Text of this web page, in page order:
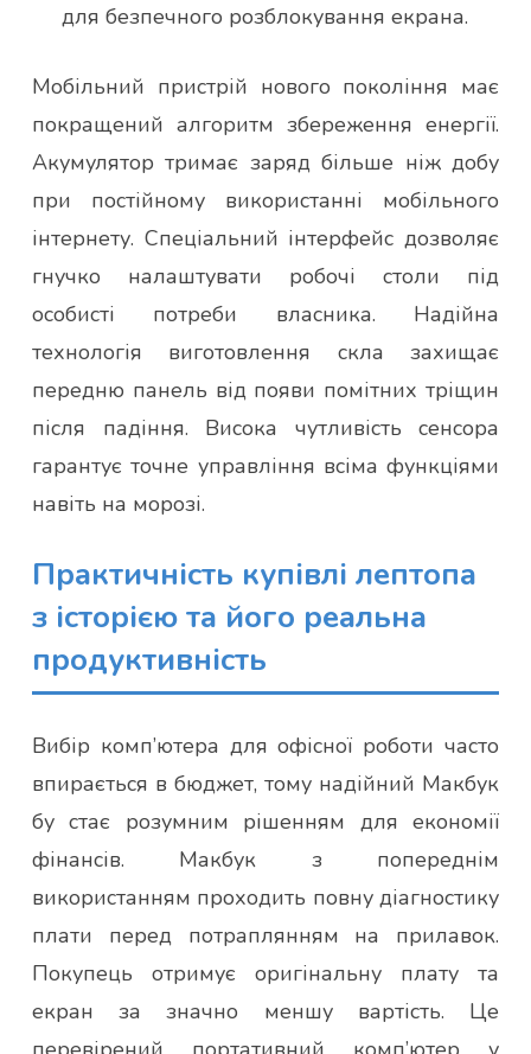
для безпечного розблокування екрана.
Мобільний пристрій нового покоління має
покращений алгоритм збереження енергії.
Акумулятор тримає заряд більше ніж добу
при постійному використанні мобільного
інтернету. Спеціальний інтерфейс дозволяє
гнучко налаштувати робочі столи під
особисті потреби власника. Надійна
технологія виготовлення скла захищає
передню панель від появи помітних тріщин
після падіння. Висока чутливість сенсора
гарантує точне управління всіма функціями
навіть на морозі.
Практичність купівлі лептопа
з історією та його реальна
продуктивність
Вибір комп’ютера для офісної роботи часто
впирається в бюджет, тому надійний Макбук
бу стає розумним рішенням для економії
фінансів. Макбук з попереднім
використанням проходить повну діагностику
плати перед потраплянням на прилавок.
Покупець отримує оригінальну плату та
екран за значно меншу вартість. Це